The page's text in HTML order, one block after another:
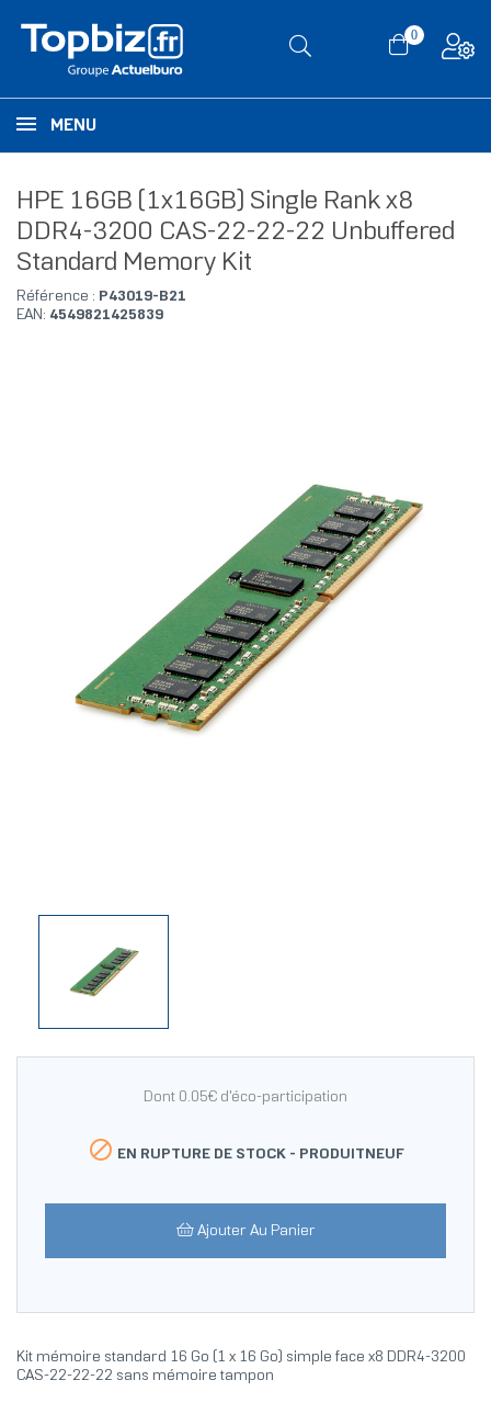
0
MENU
HPE 16GB (1x16GB) Single Rank x8
DDR4-3200 CAS-22-22-22 Unbuffered
Standard Memory Kit
Référence : P43019-B21
EAN: 4549821425839
Dont 0.05€ d'éco-participation
 EN RUPTURE DE STOCK - PRODUITNEUF
Ajouter Au Panier
Kit mémoire standard 16 Go (1 x 16 Go) simple face x8 DDR4-3200
CAS-22-22-22 sans mémoire tampon